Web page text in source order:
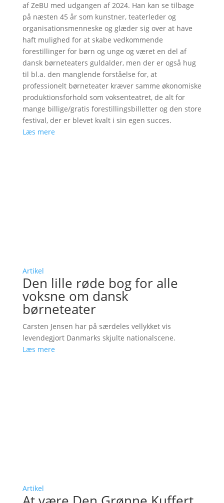
af ZeBU med udgangen af 2024. Han kan se tilbage
på næsten 45 år som kunstner, teaterleder og
organisationsmenneske og glæder sig over at have
haft mulighed for at skabe vedkommende
forestillinger for børn og unge og været en del af
dansk børneteaters guldalder, men der er også hug
til bl.a. den manglende forståelse for, at
professionelt børneteater kræver samme økonomiske
produktionsforhold som voksenteatret, de alt for
mange billige/gratis forestillingsbilletter og den store
festival, der er blevet kvalt i sin egen succes.
Læs mere
Artikel
Den lille røde bog for alle
voksne om dansk
børneteater
Carsten Jensen har på særdeles vellykket vis
levendegjort Danmarks skjulte nationalscene.
Læs mere
Artikel